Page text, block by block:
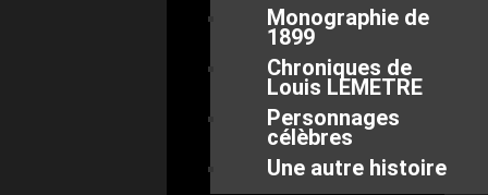
Monographie de
1899
Chroniques de
Louis LEMETRE
Personnages
célèbres
Une autre histoire